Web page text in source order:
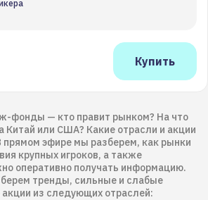
фонды — кто правит рынком? На что
Китай или США? Какие отрасли и акции
прямом эфире мы разберем, как рынки
крупных игроков, а также
оперативно получать информацию.
тренды, сильные и слабые
из следующих отраслей: